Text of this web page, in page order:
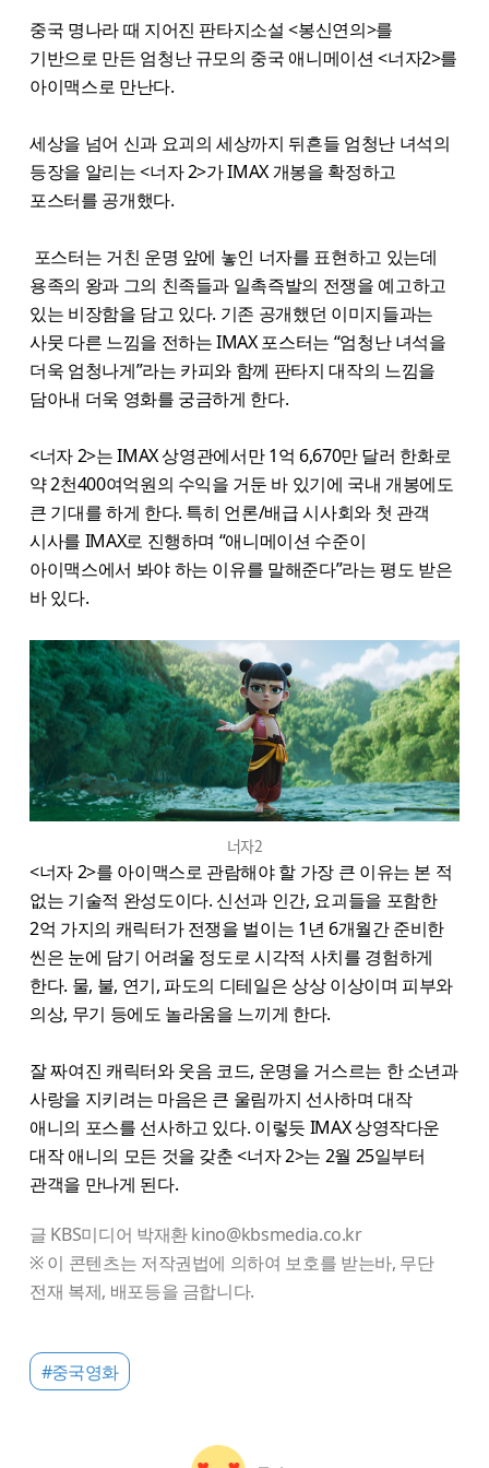
중국 명나라 때 지어진 판타지소설 <봉신연의>를
기반으로 만든 엄청난 규모의 중국 애니메이션 <너자2>를
아이맥스로 만난다.
세상을 넘어 신과 요괴의 세상까지 뒤흔들 엄청난 녀석의
등장을 알리는 <너자 2>가 IMAX 개봉을 확정하고
포스터를 공개했다.
포스터는 거친 운명 앞에 놓인 너자를 표현하고 있는데
용족의 왕과 그의 친족들과 일촉즉발의 전쟁을 예고하고
있는 비장함을 담고 있다. 기존 공개했던 이미지들과는
사뭇 다른 느낌을 전하는 IMAX 포스터는 “엄청난 녀석을
더욱 엄청나게”라는 카피와 함께 판타지 대작의 느낌을
담아내 더욱 영화를 궁금하게 한다.
<너자 2>는 IMAX 상영관에서만 1억 6,670만 달러 한화로
약 2천400여억원의 수익을 거둔 바 있기에 국내 개봉에도
큰 기대를 하게 한다. 특히 언론/배급 시사회와 첫 관객
시사를 IMAX로 진행하며 “애니메이션 수준이
아이맥스에서 봐야 하는 이유를 말해준다”라는 평도 받은
바 있다.
너자2
<너자 2>를 아이맥스로 관람해야 할 가장 큰 이유는 본 적
없는 기술적 완성도이다. 신선과 인간, 요괴들을 포함한
2억 가지의 캐릭터가 전쟁을 벌이는 1년 6개월간 준비한
씬은 눈에 담기 어려울 정도로 시각적 사치를 경험하게
한다. 물, 불, 연기, 파도의 디테일은 상상 이상이며 피부와
의상, 무기 등에도 놀라움을 느끼게 한다.
잘 짜여진 캐릭터와 웃음 코드, 운명을 거스르는 한 소년과
사랑을 지키려는 마음은 큰 울림까지 선사하며 대작
애니의 포스를 선사하고 있다. 이렇듯 IMAX 상영작다운
대작 애니의 모든 것을 갖춘 <너자 2>는 2월 25일부터
관객을 만나게 된다.
글 KBS미디어 박재환 kino@kbsmedia.co.kr
※ 이 콘텐츠는 저작권법에 의하여 보호를 받는바, 무단
전재 복제, 배포등을 금합니다.
#중국영화